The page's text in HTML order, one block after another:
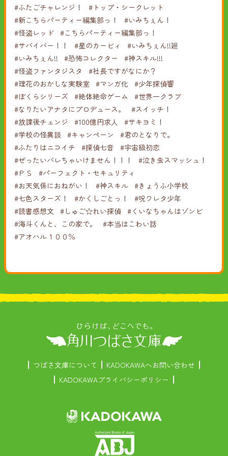
#ふたごチャレンジ！
#トップ・シークレット
#新こちらパーティー編集部っ！
#いみちぇん！
#怪盗レッド #こちらパーティー編集部っ！
#サバイバー！！
#星のカービィ
#いみちぇん!!廻
#いみちぇん!!
#恐怖コレクター
#神スキル!!!
#怪盗ファンタジスタ
#社長ですがなにか？
#理花のおかしな実験室 #マンガ化 #少年探偵響
#ぼくらシリーズ
#絶体絶命ゲーム
#世界一クラブ
#なりたいアナタにプロデュース。
#スイッチ！
#放課後チェンジ
#100億円求人
#サキヨミ！
#学校の怪異談 #キャンペーン
#君のとなりで。
#ふたりはニコイチ
#探偵七音
#宇宙級初恋
#ぜったいバレちゃいけません！！！
#泣き虫スマッシュ！
#ＰＳ
#パーフェクト・セキュリティ
#お天気係におねがい！
#神スキル #きょうふ小学校
#七色スターズ！
#かくしごとっ！
#呪ワレタ少年
#読書感想文
#しゅご☆れい探偵 #くいなちゃんはゾンビ
#海斗くんと、この家で。
#本当はこわい話
#アオハル１００％
つばさ文庫について
KADOKAWAへお問い合わせ
KADOKAWAプライバシーポリシー